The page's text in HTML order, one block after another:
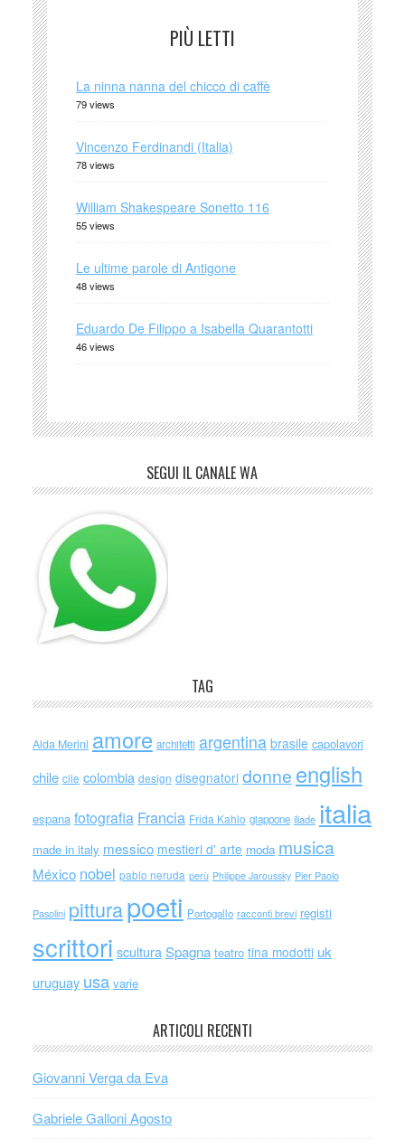
PIÙ LETTI
La ninna nanna del chicco di caffè
79 views
Vincenzo Ferdinandi (Italia)
78 views
William Shakespeare Sonetto 116
55 views
Le ultime parole di Antigone
48 views
Eduardo De Filippo a Isabella Quarantotti
46 views
SEGUI IL CANALE WA
TAG
Alda Merini amore architetti argentina brasile capolavori
chile cile colombia design disegnatori donne english
espana fotografia Francia Frida Kahlo giappone iliade italia
made in italy messico mestieri d' arte moda musica
México nobel pablo neruda perù Philippe Jaroussky Pier Paolo
Pasolini pitturapoeti Portogallo racconti brevi registi
scrittori scultura Spagna teatro tina modotti uk
uruguay usa varie
ARTICOLI RECENTI
Giovanni Verga da Eva
Gabriele Galloni Agosto